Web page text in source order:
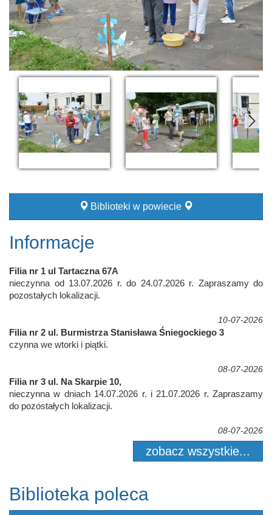
Biblioteki w powiecie
Informacje
Filia nr 1 ul Tartaczna 67A
nieczynna od 13.07.2026 r. do 24.07.2026 r. Zapraszamy do
pozostałych lokalizacji.
10-07-2026
Filia nr 2 ul. Burmistrza Stanisława Śniegockiego 3
czynna we wtorki i piątki.
08-07-2026
Filia nr 3 ul. Na Skarpie 10,
nieczynna w dniach 14.07.2026 r. i 21.07.2026 r. Zapraszamy
do pozostałych lokalizacji.
08-07-2026
zobacz wszystkie...
Biblioteka poleca